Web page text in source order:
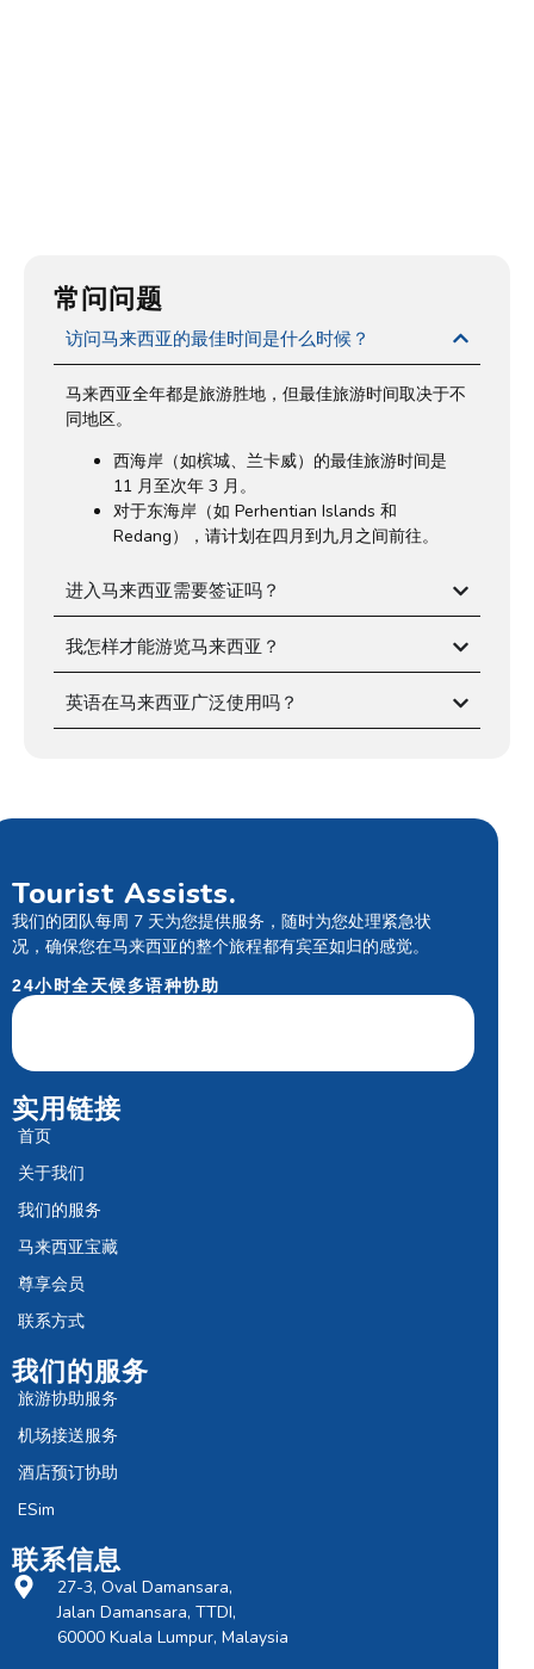
常问问题
访问马来西亚的最佳时间是什么时候？
马来西亚全年都是旅游胜地，但最佳旅游时间取决于不
同地区。
西海岸（如槟城、兰卡威）的最佳旅游时间是
11 月至次年 3 月。
对于东海岸（如 Perhentian Islands 和
Redang），请计划在四月到九月之间前往。
进入马来西亚需要签证吗？
我怎样才能游览马来西亚？
英语在马来西亚广泛使用吗？
Tourist Assists.
我们的团队每周 7 天为您提供服务，随时为您处理紧急状
况，确保您在马来西亚的整个旅程都有宾至如归的感觉。
24小时全天候多语种协助
实用链接
首页
关于我们
我们的服务
马来西亚宝藏
尊享会员
联系方式
我们的服务
旅游协助服务
机场接送服务
酒店预订协助
ESim
联系信息
27-3, Oval Damansara,
Jalan Damansara, TTDI,
60000 Kuala Lumpur, Malaysia